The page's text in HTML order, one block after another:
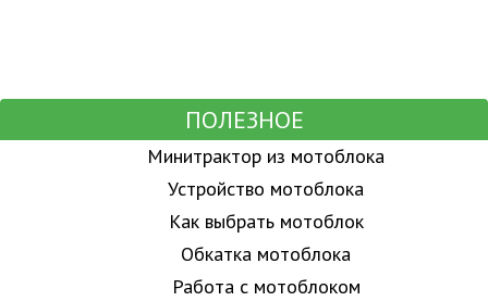
ПОЛЕЗНОЕ
Минитрактор из мотоблока
Устройство мотоблока
Как выбрать мотоблок
Обкатка мотоблока
Работа с мотоблоком